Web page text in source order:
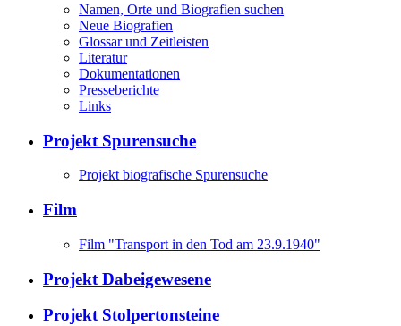
Namen, Orte und Biografien suchen
Neue Biografien
Glossar und Zeitleisten
Literatur
Dokumentationen
Presseberichte
Links
Projekt Spurensuche
Projekt biografische Spurensuche
Film
Film "Transport in den Tod am 23.9.1940"
Projekt Dabeigewesene
Projekt Stolpertonsteine